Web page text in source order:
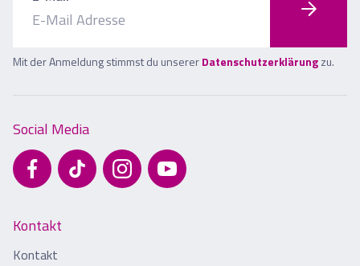
Mit der Anmeldung stimmst du unsererDatenschutzerklärungzu.
Social Media
Kontakt
Kontakt